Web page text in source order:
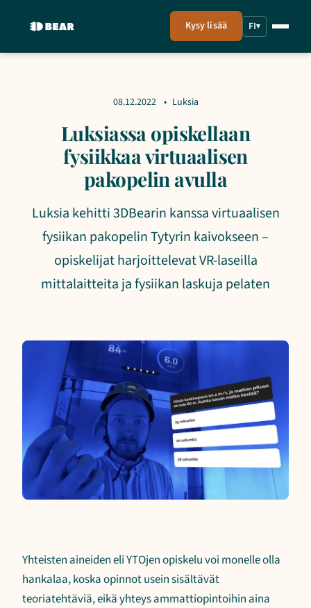
Kysy lisää FI▾
08.12.2022 Luksia
Luksiassa opiskellaan
fysiikkaa virtuaalisen
pakopelin avulla
Luksia kehitti 3DBearin kanssa virtuaalisen
fysiikan pakopelin Tytyrin kaivokseen –
opiskelijat harjoittelevat VR-laseilla
mittalaitteita ja fysiikan laskuja pelaten
Yhteisten aineiden eli YTOjen opiskelu voi monelle olla
hankalaa, koska opinnot usein sisältävät
teoriatehtäviä, eikä yhteys ammattiopintoihin aina